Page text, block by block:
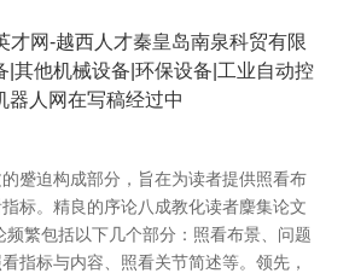
才网-越西人才秦皇岛南泉科贸有限
|其他机械设备|环保设备|工业自动控
器人网在写稿经过中
蹙迫构成部分，旨在为读者提供照看布
标。精良的序论八成教化读者麇集论文
频繁包括以下几个部分：照看布景、问题
指标与内容、照看关节简述等。领先，